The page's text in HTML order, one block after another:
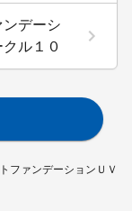
ファンデーションＵＶ
デーシ
ル１０